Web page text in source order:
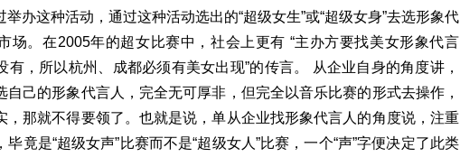
办这种活动，通过这种活动选出的“超级女生”或“超级女身”去选形象代
场。在2005年的超女比赛中，社会上更有 “主办方要找美女形象代言
有，所以杭州、成都必须有美女出现”的传言。 从企业自身的角度讲，
自己的形象代言人，完全无可厚非，但完全以音乐比赛的形式去操作，
，那就不得要领了。也就是说，单从企业找形象代言人的角度说，注重
竟是“超级女声”比赛而不是“超级女人”比赛，一个“声”字便决定了此类